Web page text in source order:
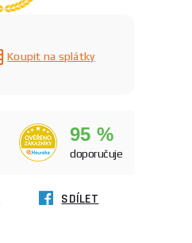
Koupit na splátky
95 %
doporučuje
SDÍLET